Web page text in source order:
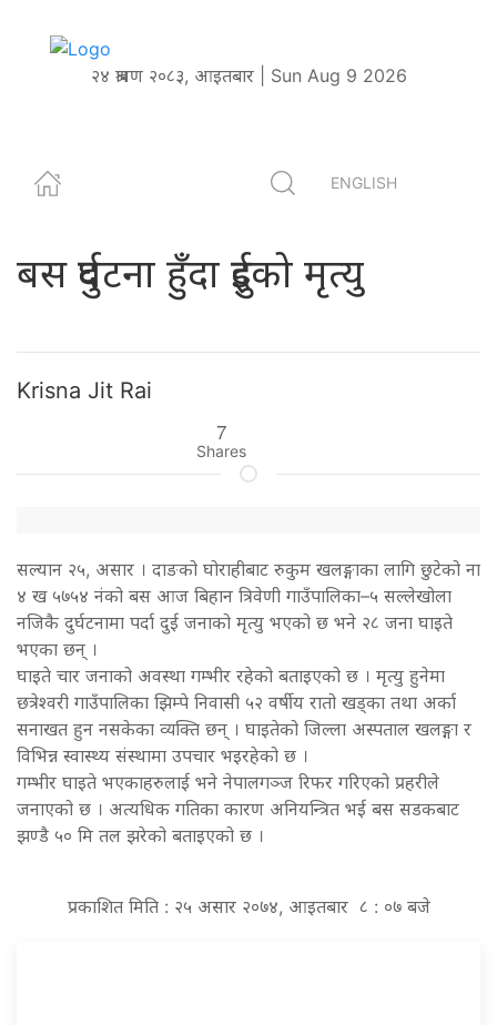
२४ श्रावण २०८३, आइतबार | Sun Aug 9 2026
ENGLISH
बस दुर्घटना हुँदा दुईको मृत्यु
Krisna Jit Rai
7
Shares
सल्यान २५, असार । दाङको घोराहीबाट रुकुम खलङ्गाका लागि छुटेको ना
४ ख ५७५४ नंको बस आज बिहान त्रिवेणी गाउँपालिका–५ सल्लेखोला
नजिकै दुर्घटनामा पर्दा दुई जनाको मृत्यु भएको छ भने २८ जना घाइते
भएका छन् ।
घाइते चार जनाको अवस्था गम्भीर रहेको बताइएको छ । मृत्यु हुनेमा
छत्रेश्वरी गाउँपालिका झिम्पे निवासी ५२ वर्षीय रातो खड्का तथा अर्का
सनाखत हुन नसकेका व्यक्ति छन् । घाइतेको जिल्ला अस्पताल खलङ्गा र
विभिन्न स्वास्थ्य संस्थामा उपचार भइरहेको छ ।
गम्भीर घाइते भएकाहरुलाई भने नेपालगञ्ज रिफर गरिएको प्रहरीले
जनाएको छ । अत्यधिक गतिका कारण अनियन्त्रित भई बस सडकबाट
झण्डै ५० मि तल झरेको बताइएको छ ।
प्रकाशित मिति : २५ असार २०७४, आइतबार ८ : ०७ बजे